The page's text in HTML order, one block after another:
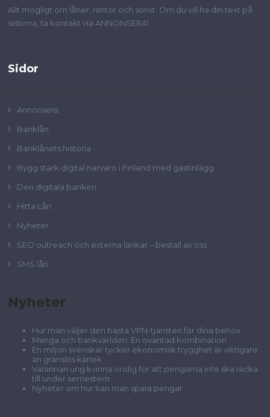
Allt mögligt om låner, räntor och sonst. Om du vill ha din text på
sidorna, ta kontakt via ANNONSERA!
Sidor
Annonsera
Banklån
Banklånets historia
Bygg stark digital närvaro i Finland med gästinlägg
Den digitala banken
Hitta Lån
Nyheter
SEO outreach och externa länkar – beställ av oss
SMS lån
Nyheter
Hur man väljer den bästa VPN-tjänsten för dina behov
Manga och bankvärlden: En oväntad kombination
En miljon svenskar tycker ekonomisk trygghet är viktigare
än gränslös kärlek
Varannan ung kvinna orolig för att pengarna inte ska räcka
till under semestern
Nyheter om hur kan man spara pengar